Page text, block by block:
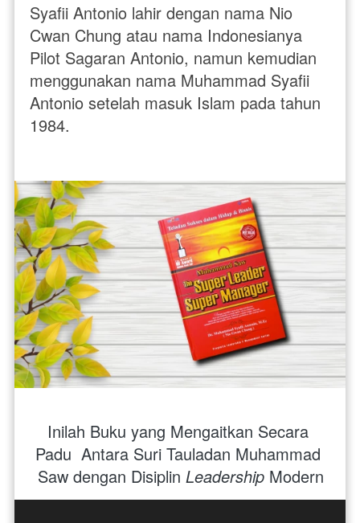
Syafii Antonio lahir dengan nama Nio
Cwan Chung atau nama Indonesianya
Pilot Sagaran Antonio, namun kemudian
menggunakan nama Muhammad Syafii
Antonio setelah masuk Islam pada tahun
1984.
Inilah Buku yang Mengaitkan Secara
Padu  Antara Suri Tauladan Muhammad
Saw dengan Disiplin Leadership Modern